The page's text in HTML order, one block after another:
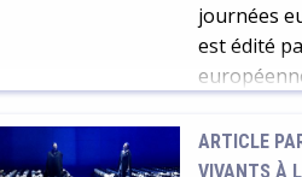
dans
puissants.
sous le
l'avant-
beaux
journées
est édité
Opera
ARTICLE
VIVANTS À